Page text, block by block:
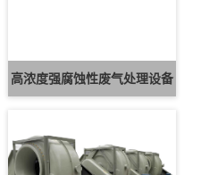
高浓度强腐蚀性废气处理设备